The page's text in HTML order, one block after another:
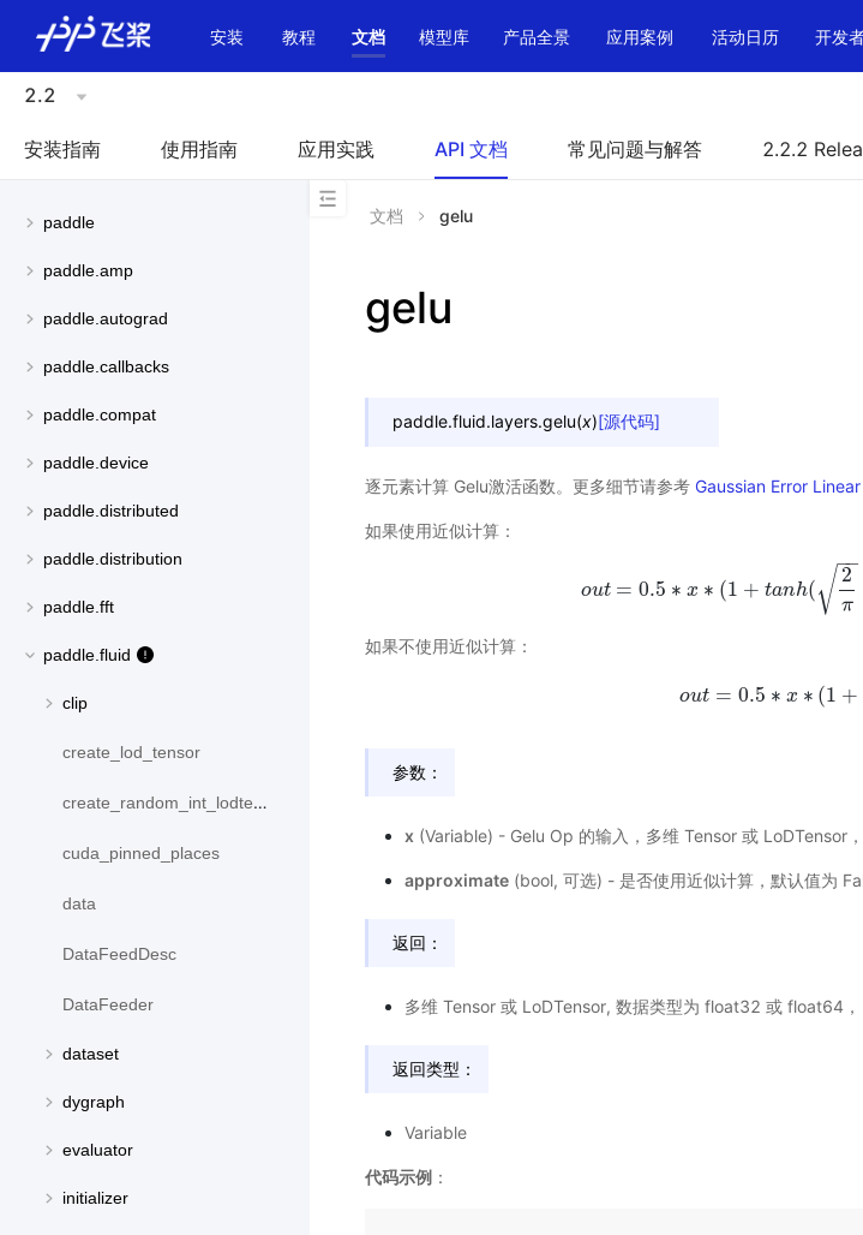
安装 教程 文档 模型库 产品全景 应用案例 活动日历 开发
2.2
安装指南 使用指南 应用实践 API 文档 常见问题与解答 2.2.2
paddle
paddle.amp
paddle.autograd
paddle.callbacks
paddle.compat
paddle.device
paddle.distributed
paddle.distribution
paddle.fft
paddle.fluid
clip
create_lod_tensor
create_random_int_lodtensor
cuda_pinned_places
data
DataFeedDesc
DataFeeder
dataset
dygraph
evaluator
initializer
文档 gelu
gelu
paddle.fluid.layers.gelu(x)[源代码]
逐元素计算 Gelu激活函数。更多细节请参考 Gaussian Error
如果使用近似计算：
out = 0.5 ∗ x ∗ (1 + tanh(
2
π
−−
√
out =0.5 ∗ x∗ (1 +tanh(2π∗(x
如果不使用近似计算：
out = 0.5 ∗ x ∗ (1 +
o ut=0.5 ∗ x∗(1 +e
参数：
x (Variable) - Gelu Op 的输入，多维 Tensor 或 LoDTensor
approximate(bool, 可选) - 是否使用近似计算，默认值为
返回：
多维 Tensor 或 LoDTensor, 数据类型为 float32 或 float64，
返回类型：
Variable
代码示例 ：